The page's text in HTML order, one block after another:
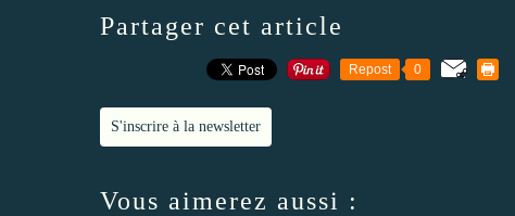
Partager cet article
Repost 0
S'inscrire à la newsletter
Vous aimerez aussi :